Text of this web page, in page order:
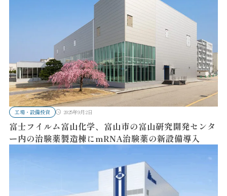
工場・設備投資 2025年9月2日
富士フイルム富山化学、富山市の富山研究開発センタ
ー内の治験薬製造棟にmRNA治験薬の新設備導入